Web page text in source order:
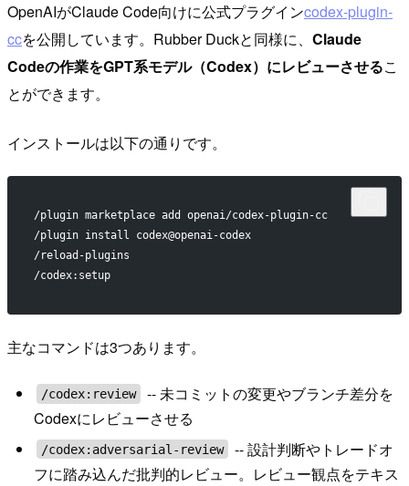
OpenAIがClaude Code向けに公式プラグインcodex-plugin-
ccを公開しています。Rubber Duckと同様に、 Claude
Codeの作業をGPT系モデル（Codex）にレビューさせるこ
とができます。
インストールは以下の通りです。
/plugin marketplace add openai/codex-plugin-cc
/plugin install codex@openai-codex
/reload-plugins
/codex:setup
主なコマンドは3つあります。
/codex:review
-- 未コミットの変更やブランチ差分を
Codexにレビューさせる
/codex:adversarial-review
-- 設計判断やトレードオ
フに踏み込んだ批判的レビュー。レビュー観点をテキス